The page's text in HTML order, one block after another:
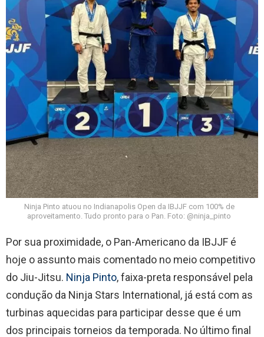
Ninja Pinto atuou no Indianapolis Open da IBJJF com 100% de
aproveitamento. Tudo pronto para o Pan. Foto: @ninja_pinto
Por sua proximidade, o Pan-Americano da IBJJF é
hoje o assunto mais comentado no meio competitivo
do Jiu-Jitsu. Ninja Pinto, faixa-preta responsável pela
condução da Ninja Stars International, já está com as
turbinas aquecidas para participar desse que é um
dos principais torneios da temporada. No último final